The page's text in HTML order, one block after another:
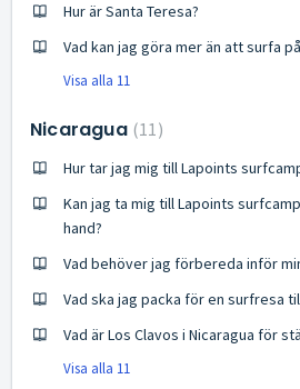
Hur är Santa Teresa?
Vad kan jag göra mer än att surfa
Visa alla 11
Nicaragua 11
Hur tar jag mig till Lapoints
Kan jag ta mig till Lapoints
hand?
Vad behöver jag förbereda inför
Vad ska jag packa för en surfresa
Vad är Los Clavos i Nicaragua för
Visa alla 11